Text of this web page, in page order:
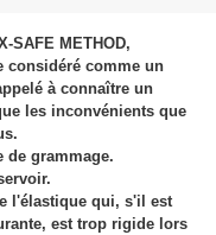
SAFE METHOD,
considéré comme un
à connaître un
les inconvénients que
de grammage.
l'élastique qui, s'il est
est trop rigide lors